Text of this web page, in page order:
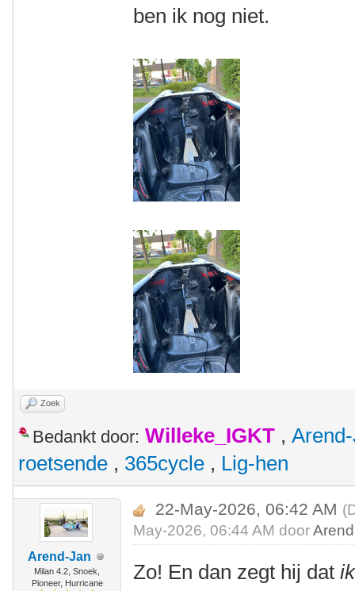
ben ik nog niet.
Zoek
Bedankt door: Willeke_IGKT ,
roetsende , 365cycle , Lig-hen
Arend-Jan
Milan 4.2, Snoek,
Pioneer, Hurricane
22-May-2026, 06:42 AM
May-2026, 06:44 AM door
Zo! En dan zegt hij datik